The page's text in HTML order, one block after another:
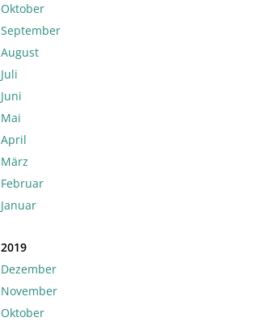
Oktober
September
August
Juli
Juni
Mai
April
März
Februar
Januar
2019
Dezember
November
Oktober